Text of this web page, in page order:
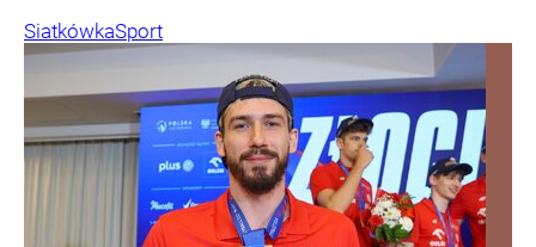
SiatkówkaSport